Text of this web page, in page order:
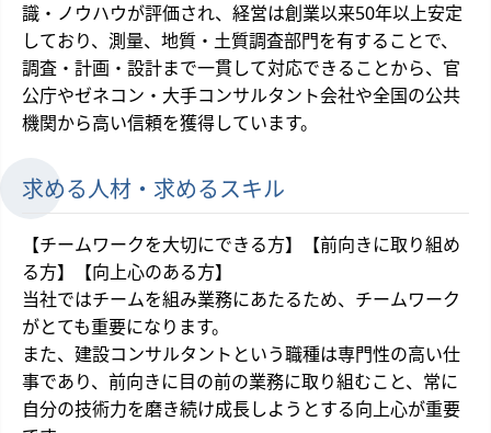
識・ノウハウが評価され、経営は創業以来50年以上安定
しており、測量、地質・土質調査部門を有することで、
調査・計画・設計まで一貫して対応できることから、官
公庁やゼネコン・大手コンサルタント会社や全国の公共
機関から高い信頼を獲得しています。
求める人材・求めるスキル
【チームワークを大切にできる方】【前向きに取り組め
る方】【向上心のある方】
当社ではチームを組み業務にあたるため、チームワーク
がとても重要になります。
また、建設コンサルタントという職種は専門性の高い仕
事であり、前向きに目の前の業務に取り組むこと、常に
自分の技術力を磨き続け成長しようとする向上心が重要